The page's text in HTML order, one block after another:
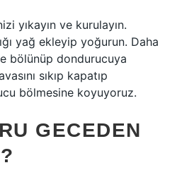
yıkayın ve kurulayın.
yağ ekleyip yoğurun. Daha
bölünüp dondurucuya
sıkıp kapatıp
bölmesine koyuyoruz.
GECEDEN